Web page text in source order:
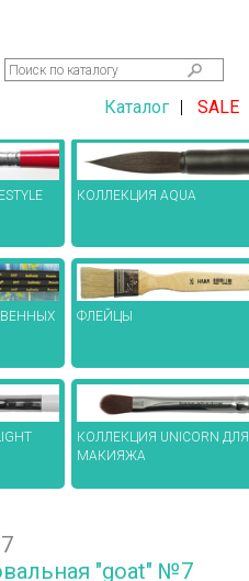
Каталог | SALE
КОЛЛЕКЦИЯ AQUA
ФЛЕЙЦЫ
КОЛЛЕКЦИЯ UNICORN ДЛЯ
МАКИЯЖА
"goat" №7